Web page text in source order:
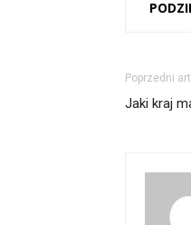
Poprzedni
Jaki kraj